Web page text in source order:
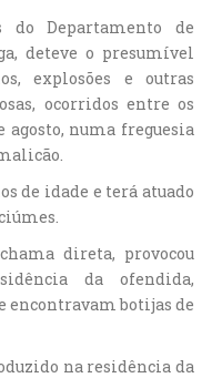
Departamento de
deteve o presumível
explosões e outras
ocorridos entre os
agosto, numa freguesia
de idade e terá atuado
direta, provocou
da ofendida,
encontravam botijas de
na residência da